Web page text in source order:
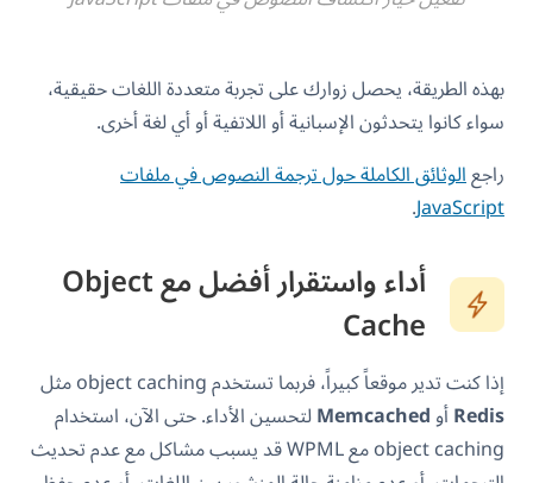
بهذه الطريقة، يحصل زوارك على تجربة متعددة اللغات حقيقية،
سواء كانوا يتحدثون الإسبانية أو اللاتفية أو أي لغة أخرى.
راجعالوثائق الكاملة حول ترجمة النصوص في ملفات
JavaScript
.
أداء واستقرار أفضل مع Object
Cache
إذا كنت تدير موقعاً كبيراً، فربما تستخدم object caching مثل
RedisأوMemcachedلتحسين الأداء. حتى الآن، استخدام
object caching مع WPML قد يسبب مشاكل مع عدم تحديث